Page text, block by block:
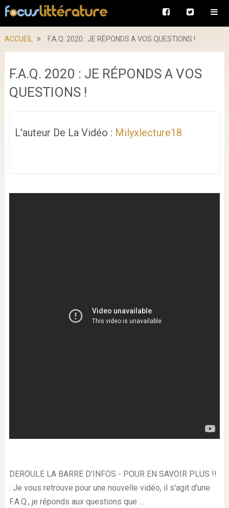
ACCUEIL F.A.Q. 2020 : JE RÉPONDS A VOS QUESTIONS !
F.A.Q. 2020 : JE RÉPONDS A VOS
QUESTIONS !
L'auteur De La Vidéo : Milyxlecture18
DEROULE LA BARRE D'INFOS - POUR EN SAVOIR PLUS !!
: Je vous retrouve pour une nouvelle vidéo, il s'agit d'une
F.A.Q., je réponds aux questions que ...